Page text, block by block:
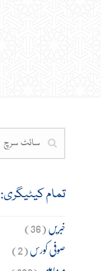
تمام کیٹیگری:
خبریں(36)
صوفی کورس(2)